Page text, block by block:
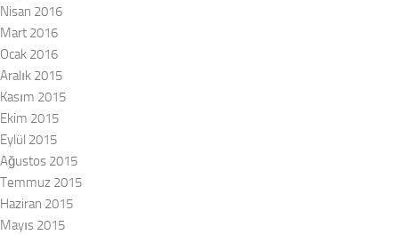
Nisan 2016
Mart 2016
Ocak 2016
Aralık 2015
Kasım 2015
Ekim 2015
Eylül 2015
Ağustos 2015
Temmuz 2015
Haziran 2015
Mayıs 2015